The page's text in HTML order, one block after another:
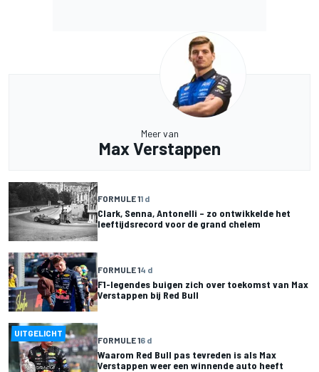
Meer van
Max Verstappen
FORMULE 11 d
Clark, Senna, Antonelli – zo ontwikkelde het
leeftijdsrecord voor de grand chelem
FORMULE 14 d
F1-legendes buigen zich over toekomst van Max
Verstappen bij Red Bull
UITGELICHT
FORMULE 16 d
Waarom Red Bull pas tevreden is als Max
Verstappen weer een winnende auto heeft